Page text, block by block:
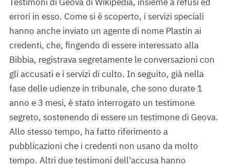
errori in esso. Come si è scoperto, i servizi speciali
hanno anche inviato un agente di nome Plastin ai
credenti, che, fingendo di essere interessato alla
Bibbia, registrava segretamente le conversazioni con
gli accusati e i servizi di culto. In seguito, già nella
fase delle udienze in tribunale, che sono durate 1
anno e 3 mesi, è stato interrogato un testimone
segreto, sostenendo di essere un testimone di Geova.
Allo stesso tempo, ha fatto riferimento a
pubblicazioni che i credenti non usano da molto
tempo. Altri due testimoni dell'accusa hanno